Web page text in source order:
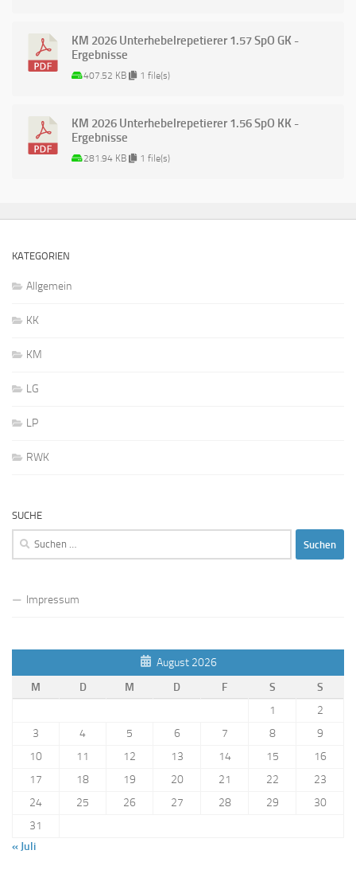
KM 2026 Unterhebelrepetierer 1.57 SpO GK -
Ergebnisse
407.52 KB 1 file(s)
KM 2026 Unterhebelrepetierer 1.56 SpO KK -
Ergebnisse
281.94 KB 1 file(s)
KATEGORIEN
Allgemein
KK
KM
LG
LP
RWK
SUCHE
Suchen
Impressum
August 2026
M
D M D F S
S
1
2
3
4 5 6 7 8
9
10
11 12 13 14 15
16
17
18 19 20 21 22
23
24
25 26 27 28 29
30
31
« Juli